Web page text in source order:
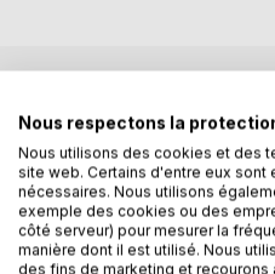
Les Misérables est un roman
Ce roman littéraire,
l'un des plus populaires de la
Hugo y décrit la vie
Nous respectons la
Nous utilisons des cookies et des
site web. Certains d'entre eux
nécessaires. Nous utilisons
exemple des cookies ou des
côté serveur) pour mesurer la
manière dont il est utilisé. Nous
des fins de marketing et